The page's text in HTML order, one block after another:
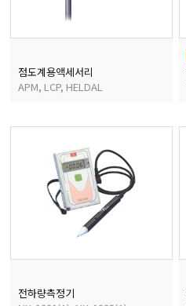
점도계용액세서리
APM, LCP, HELDAL
전하량측정기